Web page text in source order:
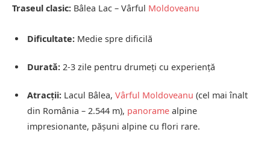
Traseul clasic: Bâlea Lac – Vârful Moldoveanu
Dificultate: Medie spre dificilă
Durată: 2-3 zile pentru drumeți cu experiență
Atracții: Lacul Bâlea, Vârful Moldoveanu (cel mai înalt
din România – 2.544 m), panorame alpine
impresionante, pășuni alpine cu flori rare.